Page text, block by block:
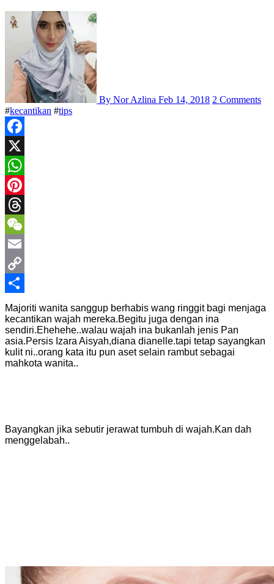
By Nor Azlina Feb 14, 2018 2 Comments
#kecantikan #tips
Facebook
X
WhatsApp
Pinterest
Threads
WeChat
Email
Copy
Link
Share
Majoriti wanita sanggup berhabis wang ringgit bagi menjaga
kecantikan wajah mereka.Begitu juga dengan ina
sendiri.Ehehehe..walau wajah ina bukanlah jenis Pan
asia.Persis Izara Aisyah,diana dianelle.tapi tetap sayangkan
kulit ni..orang kata itu pun aset selain rambut sebagai
mahkota wanita..
Bayangkan jika sebutir jerawat tumbuh di wajah.Kan dah
menggelabah..